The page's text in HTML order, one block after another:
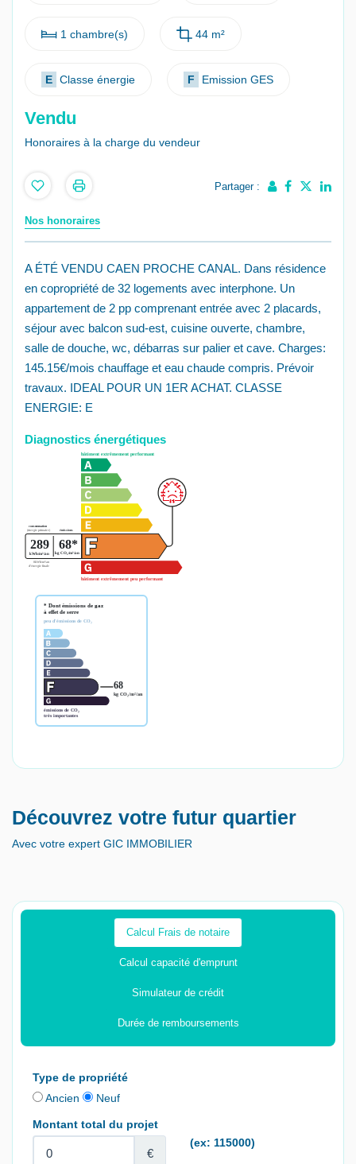
1 chambre(s) 44 m²
E Classe énergie F Emission GES
Vendu
Honoraires à la charge du vendeur
Partager :
Nos honoraires
A ÉTÉ VENDU CAEN PROCHE CANAL. Dans résidence
en copropriété de 32 logements avec interphone. Un
appartement de 2 pp comprenant entrée avec 2 placards,
séjour avec balcon sud-est, cuisine ouverte, chambre,
salle de douche, wc, débarras sur palier et cave. Charges:
145.15€/mois chauffage et eau chaude compris. Prévoir
travaux. IDEAL POUR UN 1ER ACHAT. CLASSE
ENERGIE: E
Diagnostics énergétiques
Découvrez votre futur quartier
Avec votre expert GIC IMMOBILIER
Calcul Frais de notaire
Calcul capacité d'emprunt
Simulateur de crédit
Durée de remboursements